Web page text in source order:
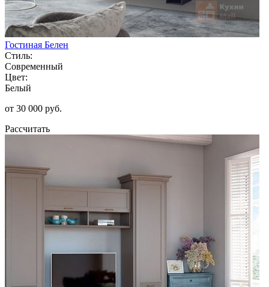
Гостиная Белен
Стиль:
Современный
Цвет:
Белый
от 30 000 руб.
Рассчитать